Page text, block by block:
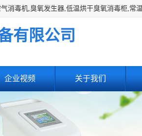
有限公司
企业视频 关于我们